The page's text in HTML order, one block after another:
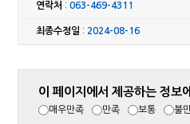
연락처 :063-469-4311
최종수정일 : 2024-08-16
이 페이지에서 제공하는 정보
매우만족 만족 보통 불